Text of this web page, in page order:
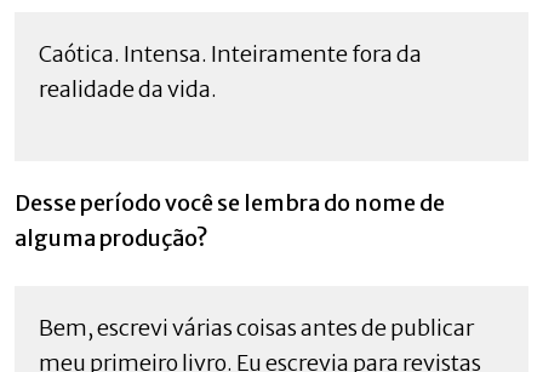
Caótica. Intensa. Inteiramente fora da
realidade da vida.
Desse período você se lembra do nome de
alguma produção?
Bem, escrevi várias coisas antes de publicar
meu primeiro livro. Eu escrevia para revistas